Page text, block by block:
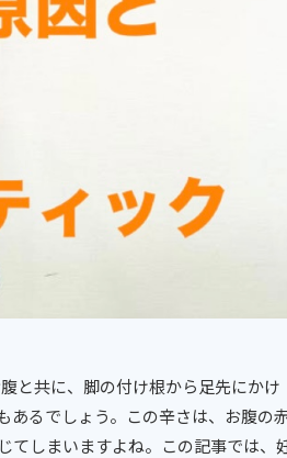
と共に、脚の付け根から足先にかけ
あるでしょう。この辛さは、お腹の
てしまいますよね。この記事では、